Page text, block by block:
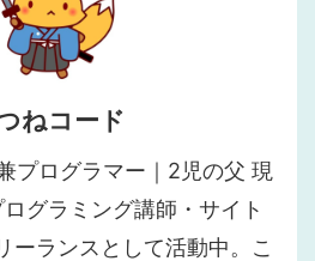
ねコード
プログラマー｜2児の父 現
グラミング講師・サイト
ーランスとして活動中。こ